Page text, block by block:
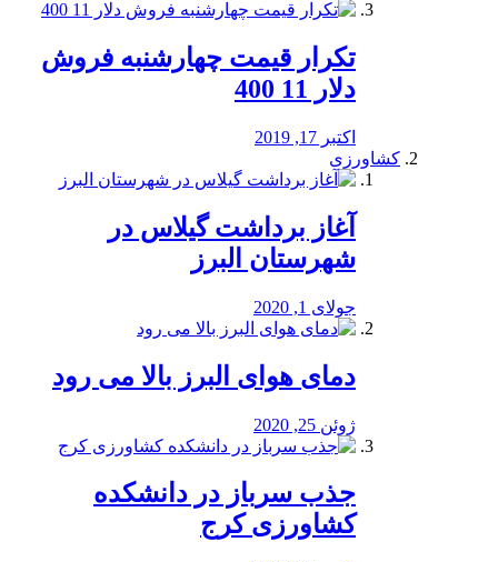
تکرار قیمت چهارشنبه فروش
دلار 11 400
اکتبر 17, 2019
کشاورزی
آغاز برداشت گیلاس در
شهرستان البرز
جولای 1, 2020
دمای هوای البرز بالا می رود
ژوئن 25, 2020
جذب سرباز در دانشکده
کشاورزی کرج